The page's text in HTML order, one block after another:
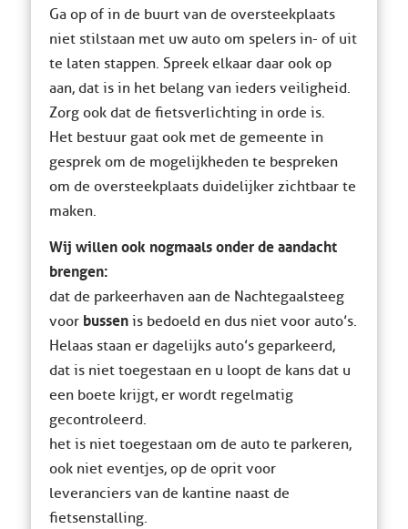
Ga op of in de buurt van de oversteekplaats
niet stilstaan met uw auto om spelers in- of uit
te laten stappen. Spreek elkaar daar ook op
aan, dat is in het belang van ieders veiligheid.
Zorg ook dat de fietsverlichting in orde is.
Het bestuur gaat ook met de gemeente in
gesprek om de mogelijkheden te bespreken
om de oversteekplaats duidelijker zichtbaar te
maken.
Wij willen ook nogmaals onder de aandacht
brengen:
dat de parkeerhaven aan de Nachtegaalsteeg
voorbussenis bedoeld en dus niet voor auto’s.
Helaas staan er dagelijks auto’s geparkeerd,
dat is niet toegestaan en u loopt de kans dat u
een boete krijgt, er wordt regelmatig
gecontroleerd.
het is niet toegestaan om de auto te parkeren,
ook niet eventjes, op de oprit voor
leveranciers van de kantine naast de
fietsenstalling.